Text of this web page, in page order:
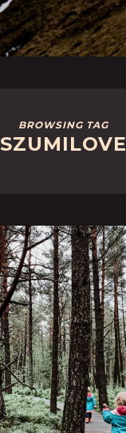
BROWSING TAG
SZUMILOVE